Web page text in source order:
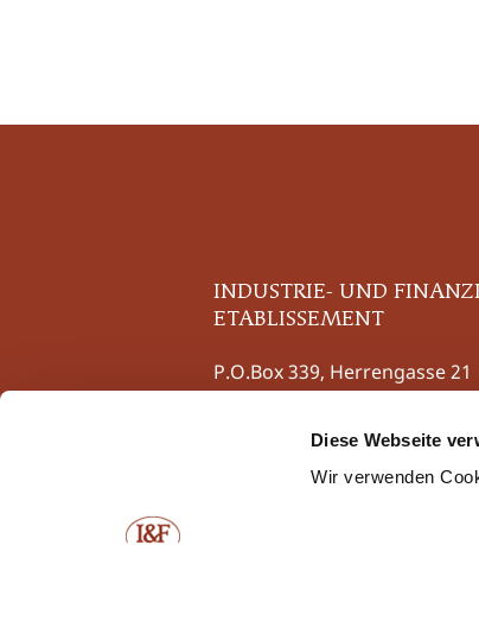
Diese Webseite
Wir verwenden
INDUSTRIE- UND
ETABLISSEMENT
P.O.Box 339, Herrengasse 21
+423 237 58 58
Fax +423 237 58 59